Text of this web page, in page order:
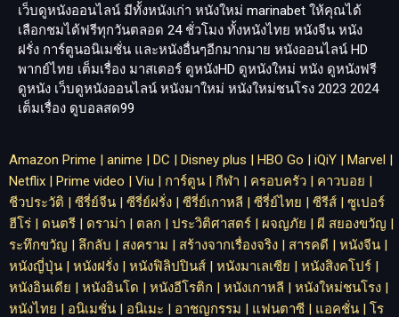
เว็บดูหนังออนไลน์ มีทั้งหนังเก่า หนังใหม่ marinabet ให้คุณได้
เลือกชมได้ฟรีทุกวันตลอด 24 ชั่วโมง ทั้งหนังไทย หนังจีน หนัง
ฝรั่ง การ์ตูนอนิเมชั่น และหนังอื่นๆอีกมากมาย หนังออนไลน์ HD
พากย์ไทย เต็มเรื่อง มาสเตอร์ ดูหนังHD ดูหนังใหม่ หนัง ดูหนังฟรี
ดูหนัง เว็บดูหนังออนไลน์ หนังมาใหม่ หนังใหม่ชนโรง 2023 2024
เต็มเรื่อง ดูบอลสด99
Amazon Prime | anime | DC | Disney plus | HBO Go | iQiY | Marvel |
Netflix | Prime video | Viu | การ์ตูน | กีฬา | ครอบครัว | คาวบอย |
ชีวประวัติ | ซีรี่ย์จีน | ซีรี่ย์ฝรั่ง | ซีรี่ย์เกาหลี | ซีรี่ย์ไทย | ซีรีส์ | ซูเปอร์
ฮีโร่ | ดนตรี | ดราม่า | ตลก | ประวิติศาสตร์ | ผจญภัย | ผี สยองขวัญ |
ระทึกขวัญ | ลึกลับ | สงคราม | สร้างจากเรื่องจริง | สารคดี | หนังจีน |
หนังญี่ปุ่น | หนังฝรั่ง | หนังฟิลิปปินส์ | หนังมาเลเซีย | หนังสิงคโปร์ |
หนังอินเดีย | หนังอินโด | หนังอีโรติก | หนังเกาหลี | หนังใหม่ชนโรง |
หนังไทย | อนิเมชั่น | อนิเมะ | อาชญกรรม | แฟนตาซี | แอคชั่น | โร